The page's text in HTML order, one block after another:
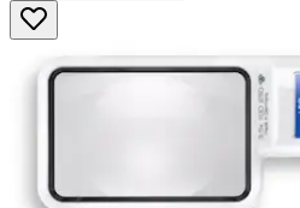
Sternen.
4
Bewertungen